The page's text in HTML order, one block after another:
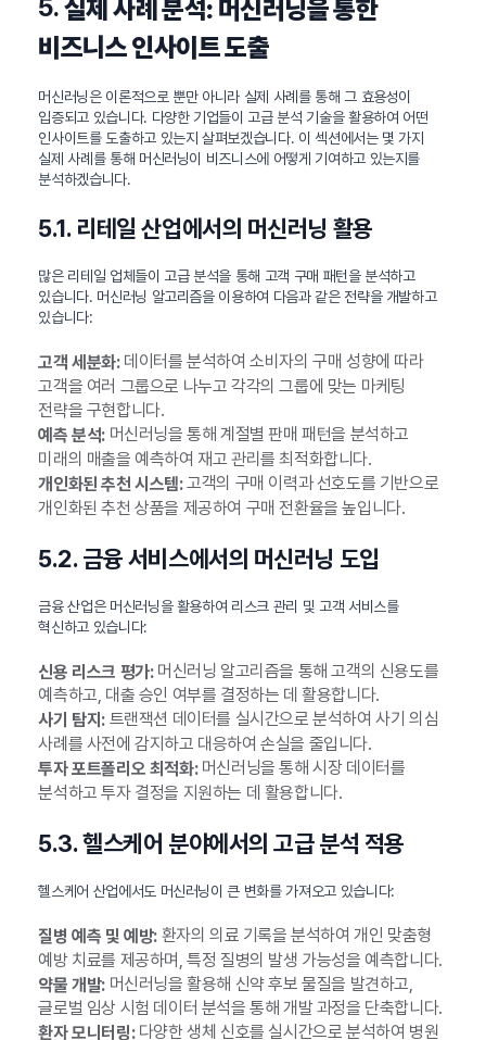
5.실제 사례 분석: 머신러닝을 통한
비즈니스 인사이트 도출
머신러닝은 이론적으로 뿐만 아니라 실제 사례를 통해 그 효용성이
입증되고 있습니다. 다양한 기업들이 고급 분석 기술을 활용하여 어떤
인사이트를 도출하고 있는지 살펴보겠습니다. 이 섹션에서는 몇 가지
실제 사례를 통해 머신러닝이 비즈니스에 어떻게 기여하고 있는지를
분석하겠습니다.
5.1. 리테일 산업에서의 머신러닝 활용
많은 리테일 업체들이 고급 분석을 통해 고객 구매 패턴을 분석하고
있습니다. 머신러닝 알고리즘을 이용하여 다음과 같은 전략을 개발하고
있습니다:
고객 세분화:데이터를 분석하여 소비자의 구매 성향에 따라
고객을 여러 그룹으로 나누고 각각의 그룹에 맞는 마케팅
전략을 구현합니다.
예측 분석:머신러닝을 통해 계절별 판매 패턴을 분석하고
미래의 매출을 예측하여 재고 관리를 최적화합니다.
개인화된 추천 시스템:고객의 구매 이력과 선호도를 기반으로
개인화된 추천 상품을 제공하여 구매 전환율을 높입니다.
5.2. 금융 서비스에서의 머신러닝 도입
금융 산업은 머신러닝을 활용하여 리스크 관리 및 고객 서비스를
혁신하고 있습니다:
신용 리스크 평가:머신러닝 알고리즘을 통해 고객의 신용도를
예측하고, 대출 승인 여부를 결정하는 데 활용합니다.
사기 탐지:트랜잭션 데이터를 실시간으로 분석하여 사기 의심
사례를 사전에 감지하고 대응하여 손실을 줄입니다.
투자 포트폴리오 최적화:머신러닝을 통해 시장 데이터를
분석하고 투자 결정을 지원하는 데 활용합니다.
5.3. 헬스케어 분야에서의 고급 분석 적용
헬스케어 산업에서도 머신러닝이 큰 변화를 가져오고 있습니다:
질병 예측 및 예방:환자의 의료 기록을 분석하여 개인 맞춤형
예방 치료를 제공하며, 특정 질병의 발생 가능성을 예측합니다.
약물 개발:머신러닝을 활용해 신약 후보 물질을 발견하고,
글로벌 임상 시험 데이터 분석을 통해 개발 과정을 단축합니다.
환자 모니터링:다양한 생체 신호를 실시간으로 분석하여 병원